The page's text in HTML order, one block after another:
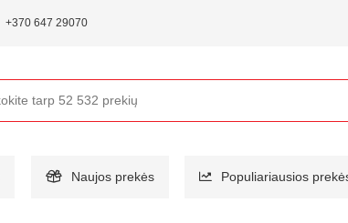
+370 647 29070
Naujos prekės Populiariausios